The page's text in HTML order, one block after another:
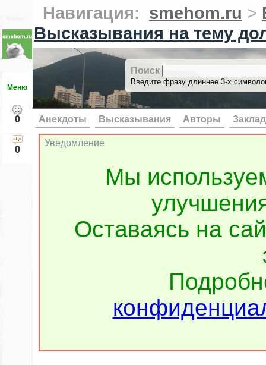
Меню
0
0
Навигация: smehom.ru >
Высказывания на тему
Поиск
Введите фразу длиннее 3-х
Анекдоты Высказывания Авторы
Уведомление
Мы
Оставаясь на